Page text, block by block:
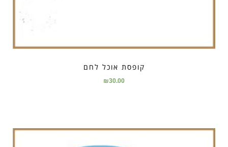
קופסת אוכל לחם
₪30.00